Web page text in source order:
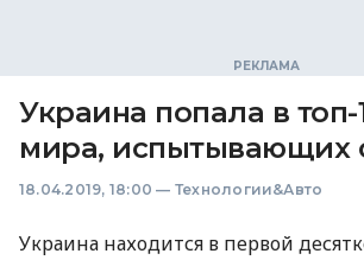
Украина попала в топ-
мира, испытывающих
18.04.2019, 18:00 — Технологии&Авто
Украина находится в первой